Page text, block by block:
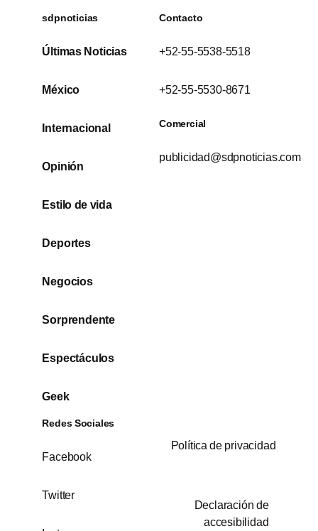
sdpnoticias
Últimas Noticias
México
Internacional
Opinión
Estilo de vida
Deportes
Negocios
Sorprendente
Espectáculos
Geek
Contacto
+52-55-5538-5518
+52-55-5530-8671
Comercial
publicidad@sdpnoticias.com
Redes Sociales
Facebook
Twitter
Política de privacidad
Declaración de
accesibilidad